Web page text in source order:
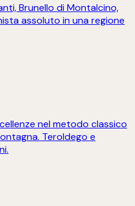
Brunello di Montalcino,
assoluto in una regione
nel metodo classico
Teroldego e